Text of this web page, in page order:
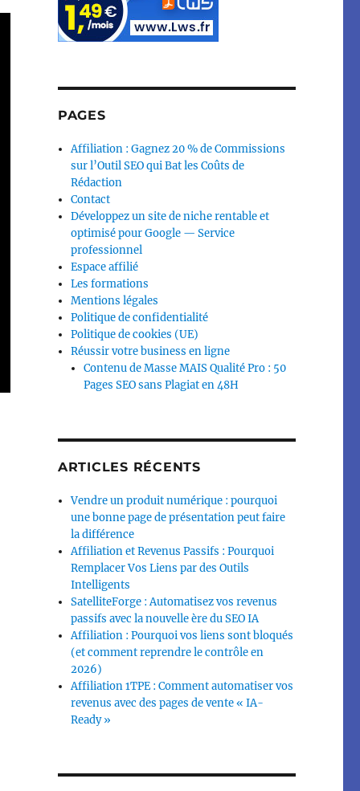
PAGES
Affiliation : Gagnez 20 % de Commissions
sur l’Outil SEO qui Bat les Coûts de
Rédaction
Contact
Développez un site de niche rentable et
optimisé pour Google — Service
professionnel
Espace affilié
Les formations
Mentions légales
Politique de confidentialité
Politique de cookies (UE)
Réussir votre business en ligne
Contenu de Masse MAIS Qualité Pro : 50
Pages SEO sans Plagiat en 48H
ARTICLES RÉCENTS
Vendre un produit numérique : pourquoi
une bonne page de présentation peut faire
la différence
Affiliation et Revenus Passifs : Pourquoi
Remplacer Vos Liens par des Outils
Intelligents
SatelliteForge : Automatisez vos revenus
passifs avec la nouvelle ère du SEO IA
Affiliation : Pourquoi vos liens sont bloqués
(et comment reprendre le contrôle en
2026)
Affiliation 1TPE : Comment automatiser vos
revenus avec des pages de vente « IA-
Ready »